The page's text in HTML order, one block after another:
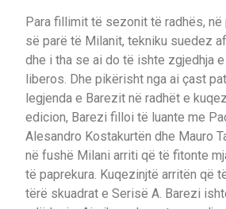
Para fillimit të sezonit të radhës,
së parë të Milanit, tekniku suedez
dhe i tha se ai do të ishte zgjedhja
liberos. Dhe pikërisht nga ai çast
legjenda e Barezit në radhët e
edicion, Barezi filloi të luante me
Alesandro Kostakurtën dhe Mauro
në fushë Milani arriti që të fitonte
të paprekura. Kuqezinjtë arritën që
tërë skuadrat e Serisë A. Barezi